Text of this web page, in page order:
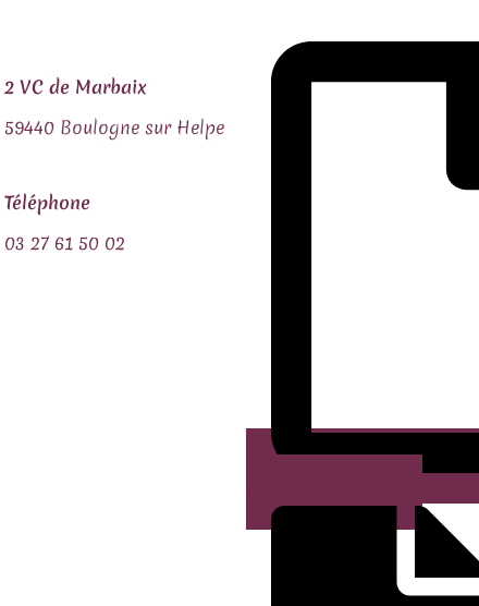
2 VC de Marbaix
59440 Boulogne sur Helpe
Téléphone
03 27 61 50 02